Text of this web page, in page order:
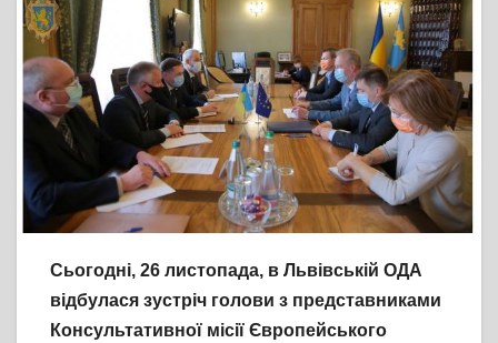
Сьогодні, 26 листопада, в Львівській ОДА
відбулася зустріч голови з представниками
Консультативної місії Європейського